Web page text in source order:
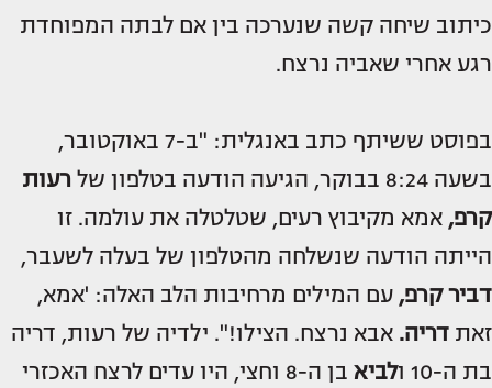
כיתוב שיחה קשה שנערכה בין אם לבתה המפוחדת
רגע אחרי שאביה נרצח.
בפוסט ששיתף כתב באנגלית: "ב-7 באוקטובר,
בשעה 8:24 בבוקר, הגיעה הודעה בטלפון של
רעות
קרפ, אמא מקיבוץ רעים, שטלטלה את עולמה. זו
הייתה הודעה שנשלחה מהטלפון של בעלה לשעבר,
דביר קרפ, עם המילים מרחיבות הלב האלה: 'אמא,
זאת דריה. אבא נרצח. הצילו!". ילדיה של רעות, דריה
בת ה-10 ו
לביא
בן ה-8 וחצי, היו עדים לרצח האכזרי